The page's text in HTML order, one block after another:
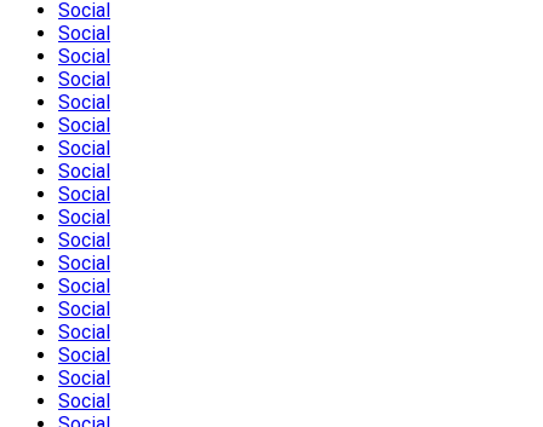
Social
Social
Social
Social
Social
Social
Social
Social
Social
Social
Social
Social
Social
Social
Social
Social
Social
Social